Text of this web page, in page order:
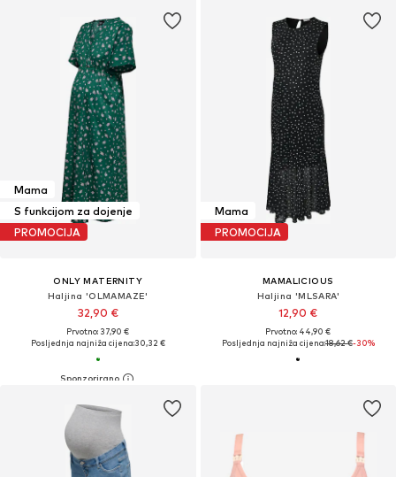
Mama
S funkcijom za dojenje
PROMOCIJA
ONLY MATERNITY
Haljina 'OLMAMAZE'
32,90 €
Prvotno: 37,90 €
Posljednja najniža cijena:30,32 €
Mama
PROMOCIJA
MAMALICIOUS
Haljina 'MLSARA'
12,90 €
Prvotno: 44,90 €
Posljednja najniža cijena:18,62 €-30%